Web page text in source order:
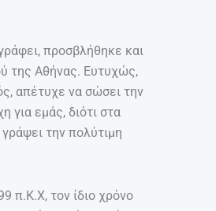
προσβλήθηκε και
της Αθήνας. Ευτυχώς,
απέτυχε να σώσει την
για εμάς, διότι στα
την πολύτιμη
π.Κ.Χ, τον ίδιο χρόνο